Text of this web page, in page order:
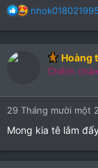
R
c
n
s
nhok018021995
Hoàng
Chếch
29 Tháng mười một
Mong kia tê lắm